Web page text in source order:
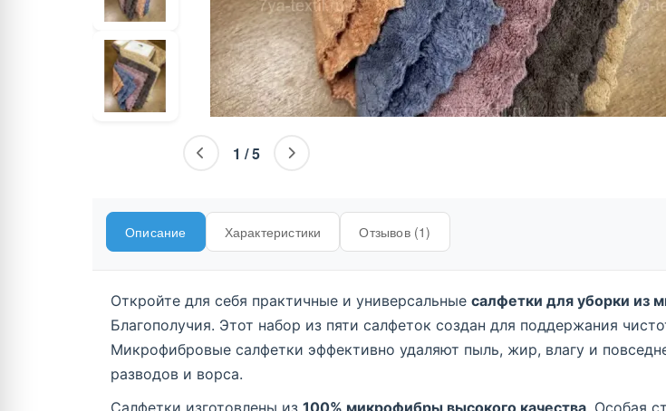
1 /5
Описание Характеристики Отзывов (1)
Откройте для себя практичные и универсальные салфетки для уборки из
Благополучия. Этот набор из пяти салфеток создан для поддержания
Микрофибровые салфетки эффективно удаляют пыль, жир, влагу и
разводов и ворса.
Салфетки изготовлены из 100% микрофибры высокого качества. Особая